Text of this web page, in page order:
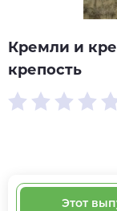
Кремли и
крепость
Этот